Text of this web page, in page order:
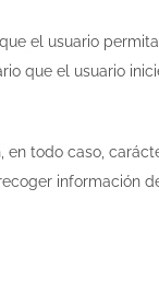
el usuario
que el usuario
en todo caso,
información